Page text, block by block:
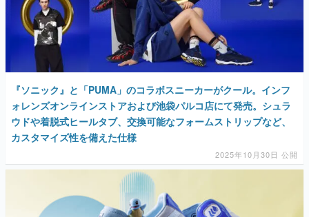
『ソニック』と「PUMA」のコラボスニーカーがクール。インフ
ォレンズオンラインストアおよび池袋パルコ店にて発売。シュラ
ウドや着脱式ヒールタブ、交換可能なフォームストリップなど、
カスタマイズ性を備えた仕様
2025年10月30日 公開